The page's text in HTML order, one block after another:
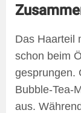
Das Haarteil
schon beim
gesprungen.
Bubble-Tea-
aus.